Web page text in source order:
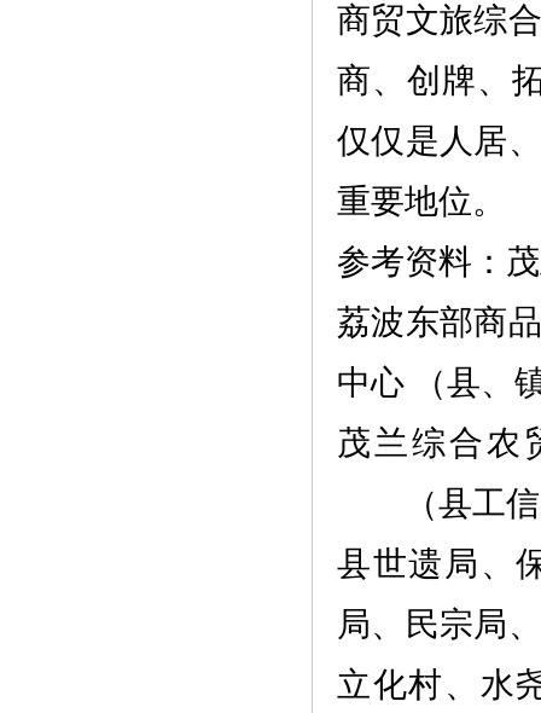
商贸文旅综
商、创牌、
仅仅是人居
重要地位。
参考资料：
荔波东部商
中心
（县、
茂兰综合农
（县工
县世遗局、
局、民宗局
立化村、水